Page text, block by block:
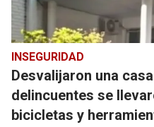
INSEGURIDAD
Desvalijaron una
delincuentes se
bicicletas y